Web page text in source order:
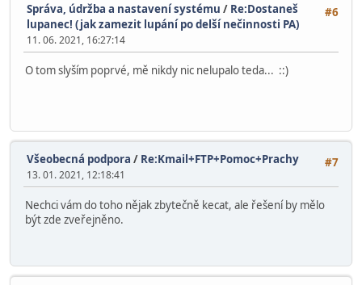
#6
Správa, údržba a nastavení systému / Re:Dostaneš
lupanec! (jak zamezit lupání po delší nečinnosti PA)
11. 06. 2021, 16:27:14
O tom slyším poprvé, mě nikdy nic nelupalo teda... ::)
#7
Všeobecná podpora / Re:Kmail+FTP+Pomoc+Prachy
13. 01. 2021, 12:18:41
Nechci vám do toho nějak zbytečně kecat, ale řešení by mělo
být zde zveřejněno.